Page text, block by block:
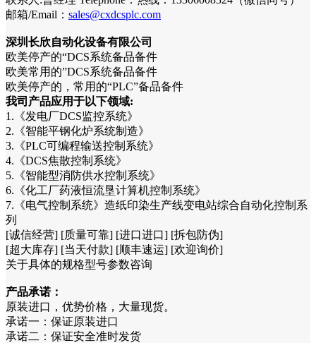
邮箱/Email： sales@cxdcsplc.com
深圳长欣自动化设备有限公司
欧美停产的“DCS系统备品备件
欧美常用的”DCS系统备品备件
欧美停产的，常用的“PLC”备品备件
我司产品应用于以下领域:
1.《发电厂DCS监控系统》
2.《智能平钢化炉系统制造》
3.《PLC可编程输送控制系统》
4.《DCS焦散控制系统》
5.《智能型消防供水控制系统》
6.《化工厂药液恒流垦计算机控制系统》
7.《电气控制系统》造纸印染生产线变电站综合自动化控制系
列
[诚信经营] [质量可靠] [进口进口] [拆包防伪]
[超大库存] [当天付款] [顺丰速运] [欢迎询价]
关于具体的规格型号参数咨询
产品承诺：
原装进口，优势价格，大量现货。
承诺一：保证原装进口
承诺二：保证安全准时发货